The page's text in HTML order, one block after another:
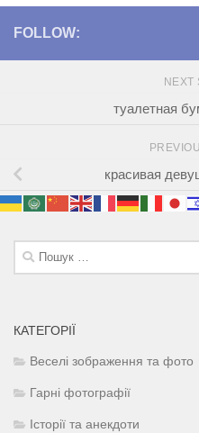
FOLLOW:
NEXT
туалетная
красивая
Пошук:
КАТЕГОРІЇ
Веселі зображення та фото
Гарні фотографії
Історії та анекдоти